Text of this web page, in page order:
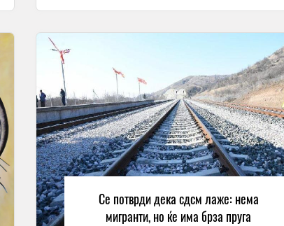
Се потврди дека сдсм лаже: нема
мигранти, но ќе има брза пруга